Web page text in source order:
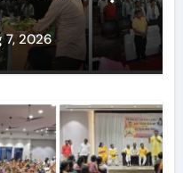
7, 2026